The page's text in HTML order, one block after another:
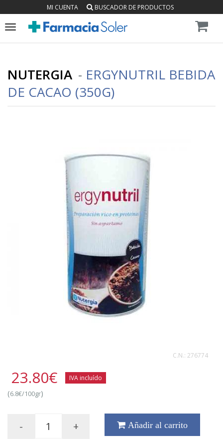
MI CUENTA BUSCADOR DE PRODUCTOS
Toggle
NUTERGIA - ERGYNUTRIL BEBIDA
DE CACAO (350G)
C.N.: 276774
23.80€ IVA incluído
(6.8€/100gr)
- + Añadir al carrito